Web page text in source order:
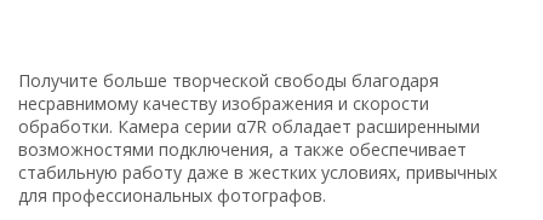
Получите больше творческой свободы благодаря
несравнимому качеству изображения и скорости
обработки. Камера серии α7R обладает расширенными
возможностями подключения, а также обеспечивает
стабильную работу даже в жестких условиях, привычных
для профессиональных фотографов.